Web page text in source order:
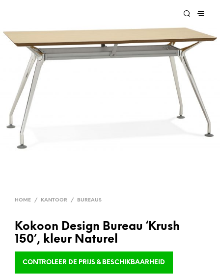
HOME / KANTOOR / BUREAUS
Kokoon Design Bureau ‘Krush
150’, kleur Naturel
CONTROLEER DE PRIJS & BESCHIKBAARHEID